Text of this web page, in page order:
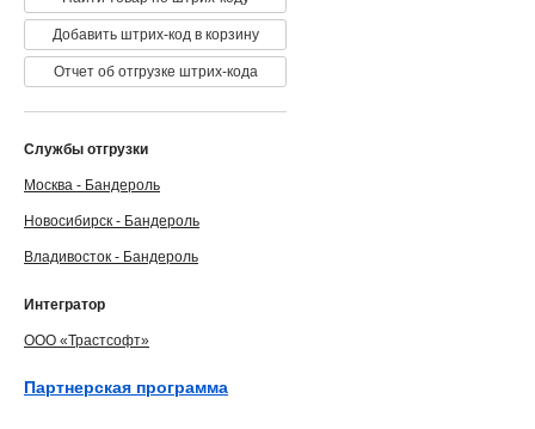
Добавить штрих-код в корзину
Отчет об отгрузке штрих-кода
Службы отгрузки
Москва - Бандероль
Новосибирск - Бандероль
Владивосток - Бандероль
Интегратор
ООО «Трастсофт»
Партнерская программа